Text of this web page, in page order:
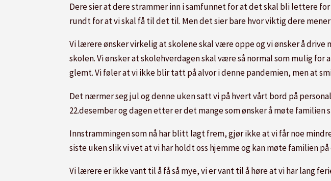
Dere sier at dere strammer inn i samfunnet for at det skal bli lettere
rundt for at vi skal få til det til. Men det sier bare hvor viktig dere
Vi lærere ønsker virkelig at skolene skal være oppe og vi ønsker å drive
skolen. Vi ønsker at skolehverdagen skal være så normal som mulig for
glemt. Vi føler at vi ikke blir tatt på alvor i denne pandemien, men at
Det nærmer seg jul og denne uken satt vi på hvert vårt bord på
22.desember og dagen etter er det mange som ønsker å møte
Innstrammingen som nå har blitt lagt frem, gjør ikke at vi får noe
siste uken slik vi vet at vi har holdt oss hjemme og kan møte familien
Vi lærere er ikke vant til å få så mye, vi er vant til å høre at vi har lang